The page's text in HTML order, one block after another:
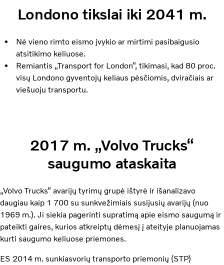
Londono tikslai iki 2041 m.
Nė vieno rimto eismo įvykio ar mirtimi pasibaigusio
atsitikimo keliuose.
Remiantis „Transport for London“, tikimasi, kad 80 proc.
visų Londono gyventojų keliaus pėsčiomis, dviračiais ar
viešuoju transportu.
2017 m. „Volvo Trucks“
saugumo ataskaita
„Volvo Trucks“ avarijų tyrimų grupė ištyrė ir išanalizavo
daugiau kaip 1 700 su sunkvežimiais susijusių avarijų (nuo
1969 m.). Ji siekia pagerinti supratimą apie eismo saugumą ir
pateikti gaires, kurios atkreiptų dėmesį į ateityje planuojamas
kurti saugumo keliuose priemones.
ES 2014 m. sunkiasvorių transporto priemonių (STP)